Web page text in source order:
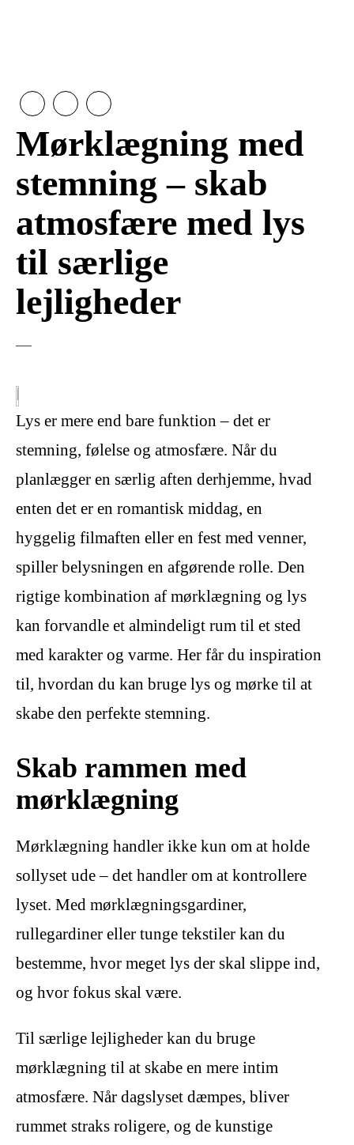
Mørklægning med
stemning – skab
atmosfære med lys
til særlige
lejligheder
Lys er mere end bare funktion – det er
stemning, følelse og atmosfære. Når du
planlægger en særlig aften derhjemme, hvad
enten det er en romantisk middag, en
hyggelig filmaften eller en fest med venner,
spiller belysningen en afgørende rolle. Den
rigtige kombination af mørklægning og lys
kan forvandle et almindeligt rum til et sted
med karakter og varme. Her får du inspiration
til, hvordan du kan bruge lys og mørke til at
skabe den perfekte stemning.
Skab rammen med
mørklægning
Mørklægning handler ikke kun om at holde
sollyset ude – det handler om at kontrollere
lyset. Med mørklægningsgardiner,
rullegardiner eller tunge tekstiler kan du
bestemme, hvor meget lys der skal slippe ind,
og hvor fokus skal være.
Til særlige lejligheder kan du bruge
mørklægning til at skabe en mere intim
atmosfære. Når dagslyset dæmpes, bliver
rummet straks roligere, og de kunstige